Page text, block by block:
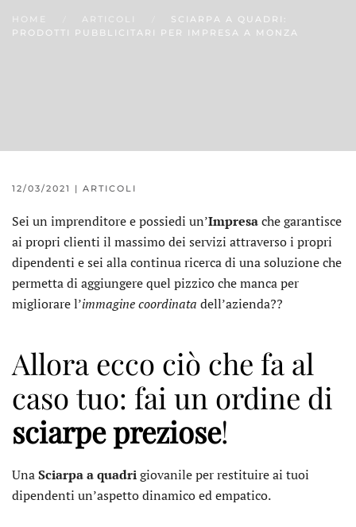
HOME ARTICOLI
SCIARPA A QUADRI:
PRODOTTI PUBBLICITARI PER IMPRESA A MONZA
12/03/2021 | ARTICOLI
Sei un imprenditore e possiedi un’Impresache garantisce
ai propri clienti il massimo dei servizi attraverso i propri
dipendenti e sei alla continua ricerca di una soluzione che
permetta di aggiungere quel pizzico che manca per
migliorare l’immagine coordinata dell’azienda??
Allora ecco ciò che fa al
caso tuo: fai un ordine di
sciarpe preziose!
UnaSciarpa a quadrigiovanile per restituire ai tuoi
dipendenti un’aspetto dinamico ed empatico.